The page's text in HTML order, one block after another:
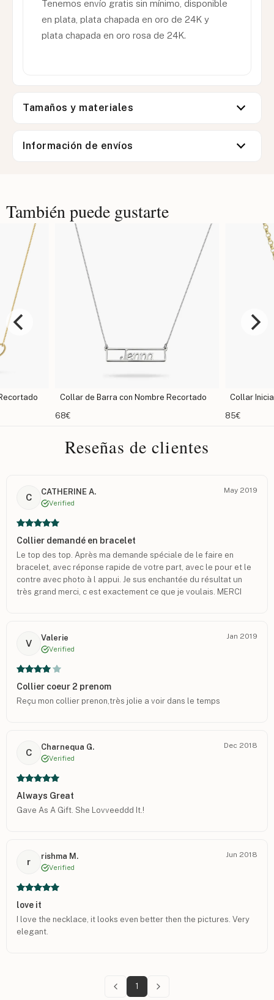
Tenemos envío gratis sin mínimo, disponible
en plata, plata chapada en oro de 24K y
plata chapada en oro rosa de 24K.
Tamaños y materiales
Información de envíos
También puede gustarte
Collar de Barra con Nombre Recortado
Collar Inicial para
Reseñas de clientes
C
CATHERINE A.
Verified
May 2019
Collier demandé en bracelet
Le top des top. Après ma demande spéciale de le faire en
bracelet, avec réponse rapide de votre part, avec le pour et le
contre avec photo à l appui. Je sus enchantée du résultat un
très grand merci, c est exactement ce que je voulais. MERCI
V
Valerie
Verified
Jan 2019
Collier coeur 2 prenom
Reçu mon collier prenon,très jolie a voir dans le temps
C
Charnequa G.
Verified
Dec 2018
Always Great
Gave As A Gift. She Lovveeddd It.!
r
rishma M.
Verified
Jun 2018
love it
I love the necklace, it looks even better then the pictures. Very
elegant.
1